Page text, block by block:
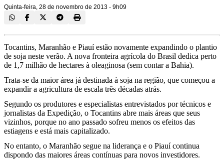
Quinta-feira, 28 de novembro de 2013 - 9h09
Tocantins, Maranhão e Piauí estão novamente expandindo o plantio
de soja neste verão. A nova fronteira agrícola do Brasil dedica perto
de 1,7 milhão de hectares à oleaginosa (sem contar a Bahia).
Trata-se da maior área já destinada à soja na região, que começou a
expandir a agricultura de escala três décadas atrás.
Segundo os produtores e especialistas entrevistados por técnicos e
jornalistas da Expedição, o Tocantins abre mais áreas que seus
vizinhos, porque no ano passado sofreu menos os efeitos das
estiagens e está mais capitalizado.
No entanto, o Maranhão segue na liderança e o Piauí continua
dispondo das maiores áreas contínuas para novos investidores.